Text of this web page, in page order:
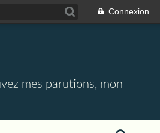
Connexion
mes parutions, mon